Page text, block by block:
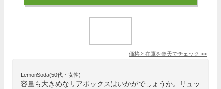
価格と在庫を楽天でチェック >>
LemonSoda(50代・女性)
容量も大きめなリアボックスはいかがでしょうか。リュッ